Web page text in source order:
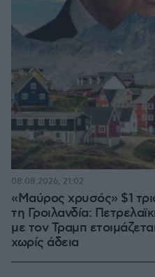
«Μαύρος χρυσός» $1
τη Γροιλανδία:
με τον Τραμπ
χωρίς άδεια
08.08.2026, 21:02